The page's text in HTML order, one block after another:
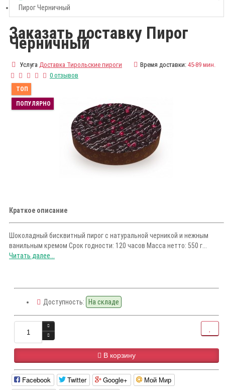
Пирог Черничный
Заказать доставку Пирог
Черничный
Услуга Доставка Тирольские пироги Время доставки: 45-89 мин.
0 отзывов
ТОП
ПОПУЛЯРНО
Краткое описание
Шоколадный бисквитный пирог с натуральной черникой и нежным
ванильным кремом Срок годности: 120 часов Масса нетто: 550 г...
Читать далее...
Доступность: На складе
В корзину
Facebook Twitter Google+ Мой Мир